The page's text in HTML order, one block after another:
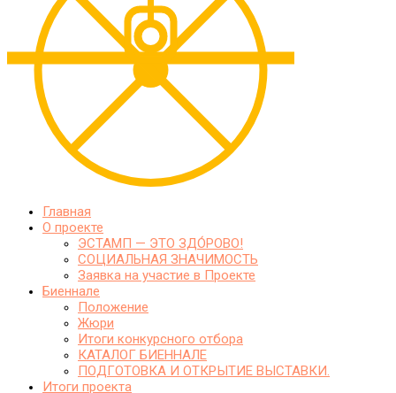
Главная
О проекте
ЭСТАМП — ЭТО ЗДО́РОВО!
СОЦИАЛЬНАЯ ЗНАЧИМОСТЬ
Заявка на участие в Проекте
Биеннале
Положение
Жюри
Итоги конкурсного отбора
КАТАЛОГ БИЕННАЛЕ
ПОДГОТОВКА И ОТКРЫТИЕ ВЫСТАВКИ.
Итоги проекта